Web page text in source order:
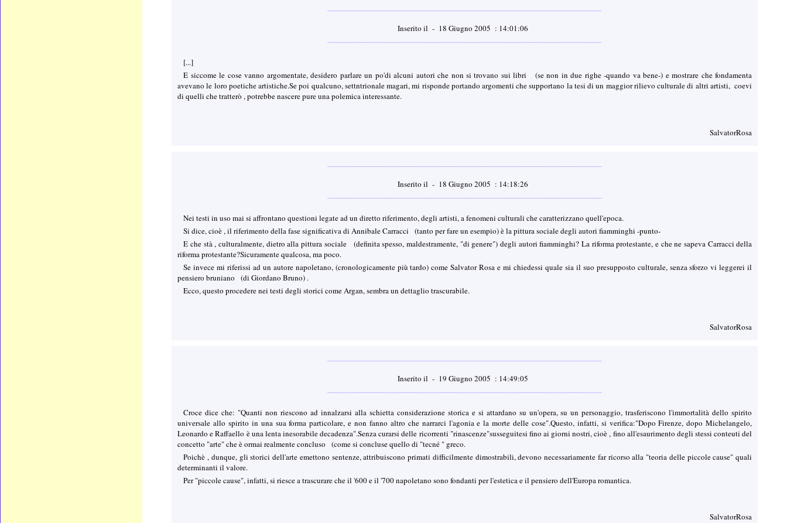
Inserito il - 18 Giugno 2005 : 14:01:06
[...]
E siccome le cose vanno argomentate, desidero parlare un po'di alcuni autori che non si trovano sui libri (se non in due righe -quando va bene-) e mostrare che fondamenta
avevano le loro poetiche artistiche.Se poi qualcuno, settntrionale magari, mi risponde portando argomenti che supportano la tesi di un maggior rilievo culturale di altri artisti, coevi
di quelli che tratterò , potrebbe nascere pure una polemica interessante.
SalvatorRosa
Inserito il - 18 Giugno 2005 : 14:18:26
Nei testi in uso mai si affrontano questioni legate ad un diretto riferimento, degli artisti, a fenomeni culturali che caratterizzano quell'epoca.
Si dice, cioè , il riferimento della fase significativa di Annibale Carracci (tanto per fare un esempio) è la pittura sociale degli autori fiamminghi -punto-
E che stà , culturalmente, dietro alla pittura sociale (definita spesso, maldestramente, "di genere") degli autori fiamminghi? La riforma protestante, e che ne sapeva Carracci della
riforma protestante?Sicuramente qualcosa, ma poco.
Se invece mi riferissi ad un autore napoletano, (cronologicamente più tardo) come Salvator Rosa e mi chiedessi quale sia il suo presupposto culturale, senza sforzo vi leggerei il
pensiero bruniano (di Giordano Bruno) .
Ecco, questo procedere nei testi degli storici come Argan, sembra un dettaglio trascurabile.
SalvatorRosa
Inserito il - 19 Giugno 2005 : 14:49:05
Croce dice che: "Quanti non riescono ad innalzarsi alla schietta considerazione storica e si attardano su un'opera, su un personaggio, trasferiscono l'immortalità dello spirito
universale allo spirito in una sua forma particolare, e non fanno altro che narrarci l'agonia e la morte delle cose".Questo, infatti, si verifica:"Dopo Firenze, dopo Michelangelo,
Leonardo e Raffaello è una lenta inesorabile decadenza".Senza curarsi delle ricorrenti "rinascenze"susseguitesi fino ai giorni nostri, cioè , fino all'esaurimento degli stessi conteuti del
concetto "arte" che è ormai realmente concluso (come si concluse quello di "tecné " greco.
Poichè , dunque, gli storici dell'arte emettono sentenze, attribuiscono primati difficilmente dimostrabili, devono necessariamente far ricorso alla "teoria delle piccole cause" quali
determinanti il valore.
Per "piccole cause", infatti, si riesce a trascurare che il '600 e il '700 napoletano sono fondanti per l'estetica e il pensiero dell'Europa romantica.
SalvatorRosa